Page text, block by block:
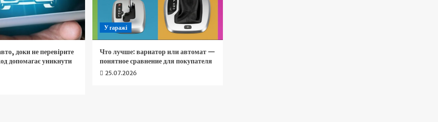
доки не перевірите
допомагає уникнути
У гаражі
Что лучше: вариатор или автомат —
понятное сравнение для покупателя
25.07.2026